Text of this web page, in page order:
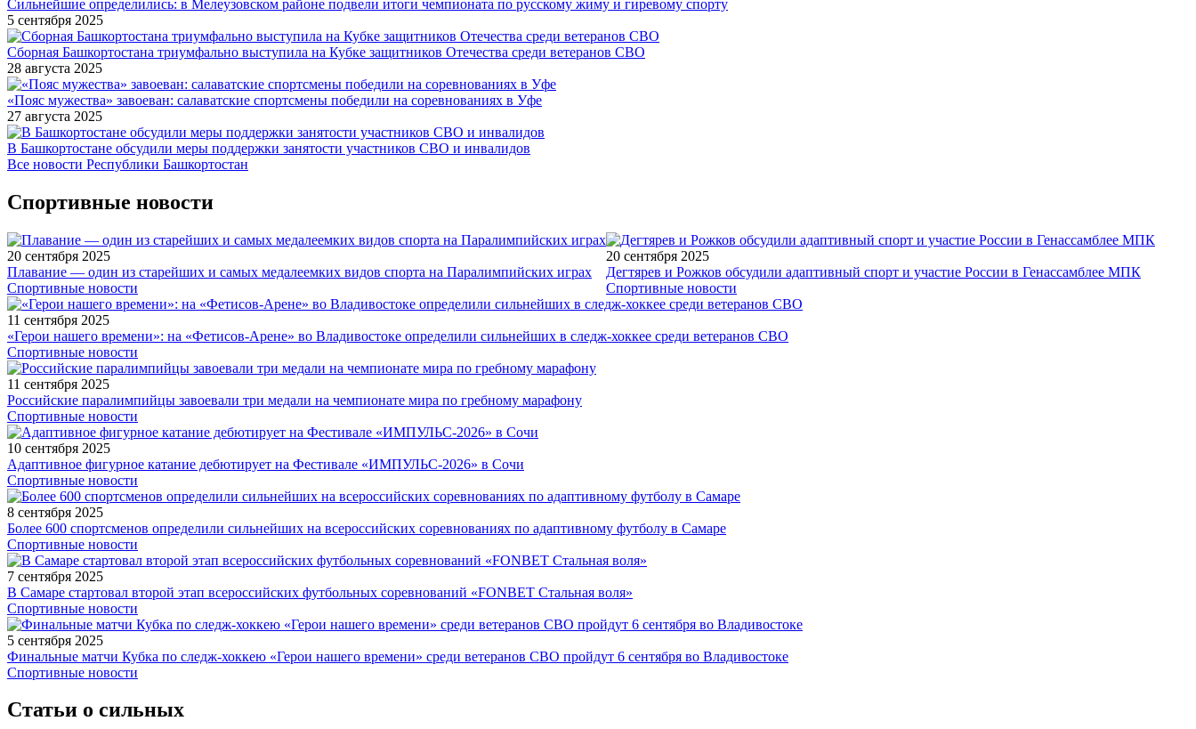
Сильнейшие определились: в Мелеузовском районе подвели итоги чемпионата по русскому жиму и гиревому спорту
5 сентября 2025
Сборная Башкортостана триумфально выступила на Кубке защитников Отечества среди ветеранов СВО
28 августа 2025
«Пояс мужества» завоеван: салаватские спортсмены победили на соревнованиях в Уфе
27 августа 2025
В Башкортостане обсудили меры поддержки занятости участников СВО и инвалидов
Все новости Республики Башкортостан
Спортивные новости
20 сентября 2025
Плавание — один из старейших и самых медалеемких видов спорта на Паралимпийских играх
Спортивные новости
20 сентября 2025
Дегтярев и Рожков обсудили адаптивный спорт и участие России в Генассамблее МПК
Спортивные новости
11 сентября 2025
«Герои нашего времени»: на «Фетисов-Арене» во Владивостоке определили сильнейших в следж-хоккее среди ветеранов СВО
Спортивные новости
11 сентября 2025
Российские паралимпийцы завоевали три медали на чемпионате мира по гребному марафону
Спортивные новости
10 сентября 2025
Адаптивное фигурное катание дебютирует на Фестивале «ИМПУЛЬС-2026» в Сочи
Спортивные новости
8 сентября 2025
Более 600 спортсменов определили сильнейших на всероссийских соревнованиях по адаптивному футболу в Самаре
Спортивные новости
7 сентября 2025
В Самаре стартовал второй этап всероссийских футбольных соревнований «FONBET Стальная воля»
Спортивные новости
5 сентября 2025
Финальные матчи Кубка по следж-хоккею «Герои нашего времени» среди ветеранов СВО пройдут 6 сентября во Владивостоке
Спортивные новости
Статьи о сильных